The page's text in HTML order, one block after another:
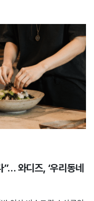
와디즈, ‘우리동네